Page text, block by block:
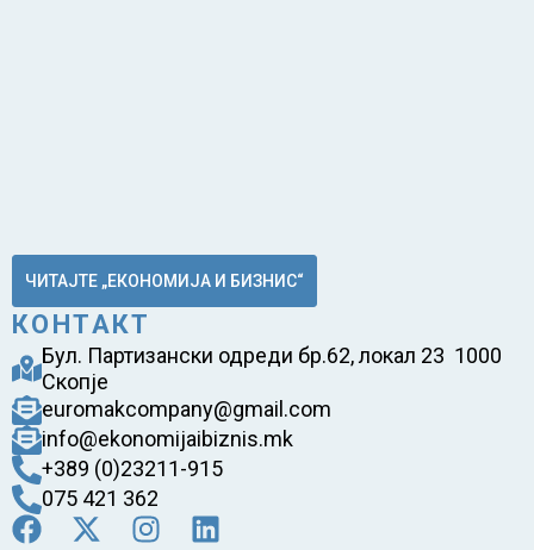
ЧИТАЈТЕ „ЕКОНОМИЈА И БИЗНИС“
КОНТАКТ
Бул. Партизански одреди бр.62, локал 23 1000
Скопје
euromakcompany@gmail.com
info@ekonomijaibiznis.mk
+389 (0)23211-915
075 421 362